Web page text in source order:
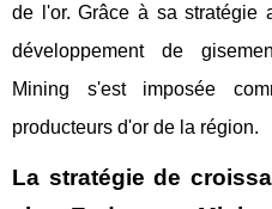
de l'or. Grâce à sa stratégie
développement de
Mining s'est imposée
producteurs d'or de la région.
La stratégie de